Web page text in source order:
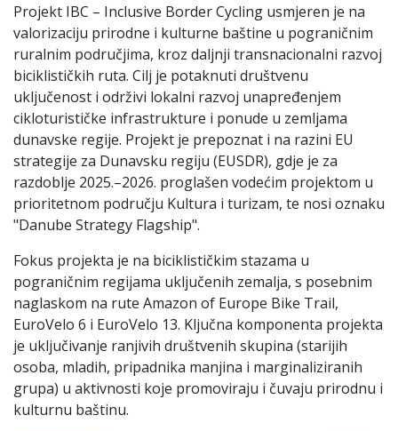
Projekt IBC – Inclusive Border Cycling usmjeren je na
valorizaciju prirodne i kulturne baštine u pograničnim
ruralnim područjima, kroz daljnji transnacionalni razvoj
biciklističkih ruta. Cilj je potaknuti društvenu
uključenost i održivi lokalni razvoj unapređenjem
cikloturističke infrastrukture i ponude u zemljama
dunavske regije. Projekt je prepoznat i na razini EU
strategije za Dunavsku regiju (EUSDR), gdje je za
razdoblje 2025.–2026. proglašen vodećim projektom u
prioritetnom području Kultura i turizam, te nosi oznaku
"Danube Strategy Flagship".
Fokus projekta je na biciklističkim stazama u
pograničnim regijama uključenih zemalja, s posebnim
naglaskom na rute Amazon of Europe Bike Trail,
EuroVelo 6 i EuroVelo 13. Ključna komponenta projekta
je uključivanje ranjivih društvenih skupina (starijih
osoba, mladih, pripadnika manjina i marginaliziranih
grupa) u aktivnosti koje promoviraju i čuvaju prirodnu i
kulturnu baštinu.